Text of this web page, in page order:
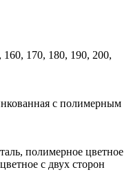
170, 180, 190, 200,
с полимерным
полимерное цветное
с двух сторон